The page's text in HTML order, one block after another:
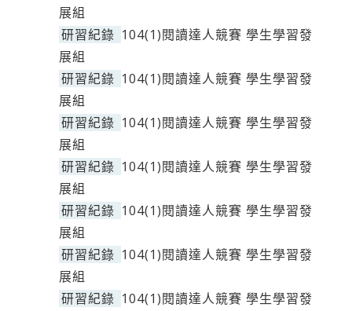
展組
研習紀錄 104(1)閱讀達人競賽 學生學習發
展組
研習紀錄 104(1)閱讀達人競賽 學生學習發
展組
研習紀錄 104(1)閱讀達人競賽 學生學習發
展組
研習紀錄 104(1)閱讀達人競賽 學生學習發
展組
研習紀錄 104(1)閱讀達人競賽 學生學習發
展組
研習紀錄 104(1)閱讀達人競賽 學生學習發
展組
研習紀錄 104(1)閱讀達人競賽 學生學習發